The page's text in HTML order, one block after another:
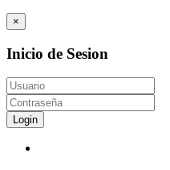
×
Inicio de Sesion
Login